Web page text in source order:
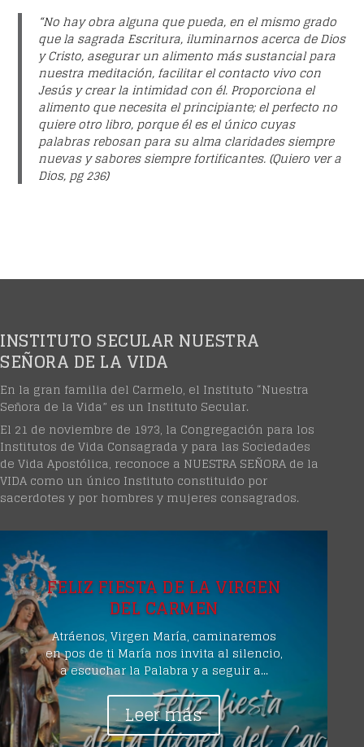
“No hay obra alguna que pueda, en el mismo grado
que la sagrada Escritura, iluminarnos acerca de Dios
y Cristo, asegurar un alimento más sustancial para
nuestra meditación, facilitar el contacto vivo con
Jesús y crear la intimidad con él. Proporciona el
alimento que necesita el principiante; el perfecto no
quiere otro libro, porque él es el único cuyas
palabras rebosan para su alma claridades siempre
nuevas y sabores siempre fortificantes. (Quiero ver a
Dios, pg 236)
INSTITUTO SECULAR NUESTRA
SEÑORA DE LA VIDA
En la gran familia del Carmelo, el Instituto “Nuestra
Señora de la Vida” es un Instituto Secular.
El 21 de noviembre de 1973, la Congregación para los
Institutos de Vida Consagrada y para las Sociedades
de Vida Apostólica, reconoce a NUESTRA SEÑORA de la
VIDA como un único Instituto constituido por
sacerdotes y por hombres y mujeres consagrados.
FELIZ FIESTA DE LA VIRGEN
DEL CARMEN
Atráenos, Virgen María, caminaremos
en pos de ti María nos invita al silencio,
a escuchar la Palabra y a seguir a...
Leer más